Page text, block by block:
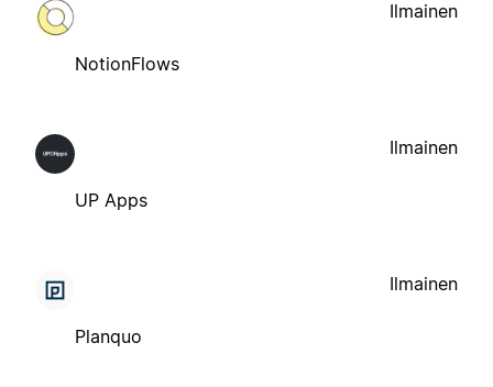
NotionFlows
Ilmainen
UP Apps
Ilmainen
Planquo
Ilmainen